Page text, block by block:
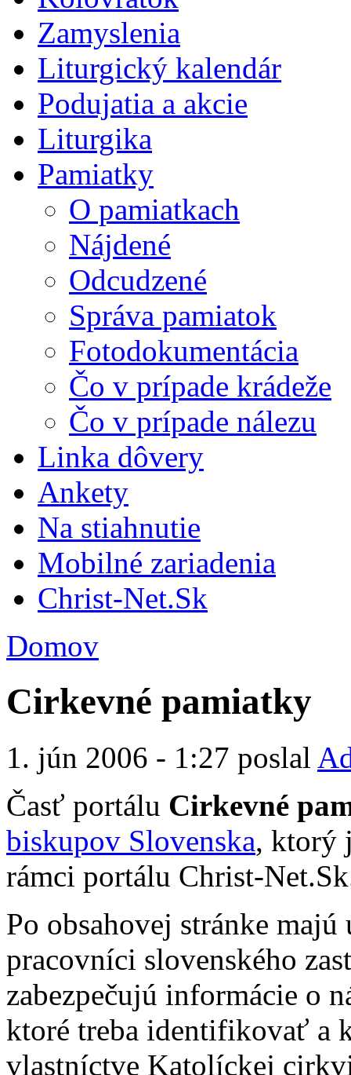
Zamyslenia
Liturgický kalendár
Podujatia a akcie
Liturgika
Pamiatky
O pamiatkach
Nájdené
Odcudzené
Správa pamiatok
Fotodokumentácia
Čo v prípade krádeže
Čo v prípade nálezu
Linka dôvery
Ankety
Na stiahnutie
Mobilné zariadenia
Christ-Net.Sk
Domov
Cirkevné pamiatky
1. jún 2006 - 1:27 poslal
Časť portálu Cirkevné
biskupov Slovenska, ktorý
rámci portálu Christ-
Po obsahovej stránke
pracovníci slovenského
zabezpečujú informácie o
ktoré treba identifikovať a
vlastníctve Katolíckej